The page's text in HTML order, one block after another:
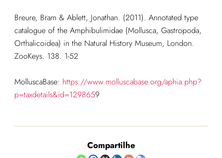
Breure, Bram & Ablett, Jonathan. (2011). Annotated type
catalogue of the Amphibulimidae (Mollusca, Gastropoda,
Orthalicoidea) in the Natural History Museum, London.
ZooKeys. 138. 1-52
MolluscaBase: https://www.molluscabase.org/aphia.php?
p=taxdetails&id=1298659
Compartilhe